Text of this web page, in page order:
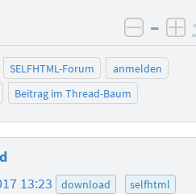
–
SELFHTML-Forum
anmelden
Beitrag im Thread-Baum
13:23 download selfhtml